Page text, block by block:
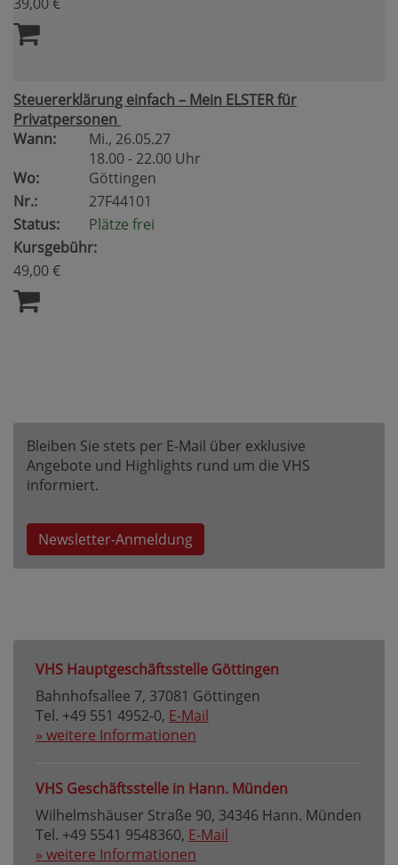
Steuererklärung einfach – Mein ELSTER für
Privatpersonen
Wann:
Mi., 26.05.27
18.00 - 22.00 Uhr
Wo:
Göttingen
Nr.:
27F44101
Status:
Plätze frei
Kursgebühr:
49,00 €
Bleiben Sie stets per E-Mail über exklusive
Angebote und Highlights rund um die VHS
informiert.
Newsletter-Anmeldung
VHS Hauptgeschäftsstelle Göttingen
Bahnhofsallee 7, 37081 Göttingen
Tel. +49 551 4952-0, E-Mail
» weitere Informationen
VHS Geschäftsstelle in Hann. Münden
Wilhelmshäuser Straße 90, 34346 Hann. Münden
Tel. +49 5541 9548360, E-Mail
» weitere Informationen